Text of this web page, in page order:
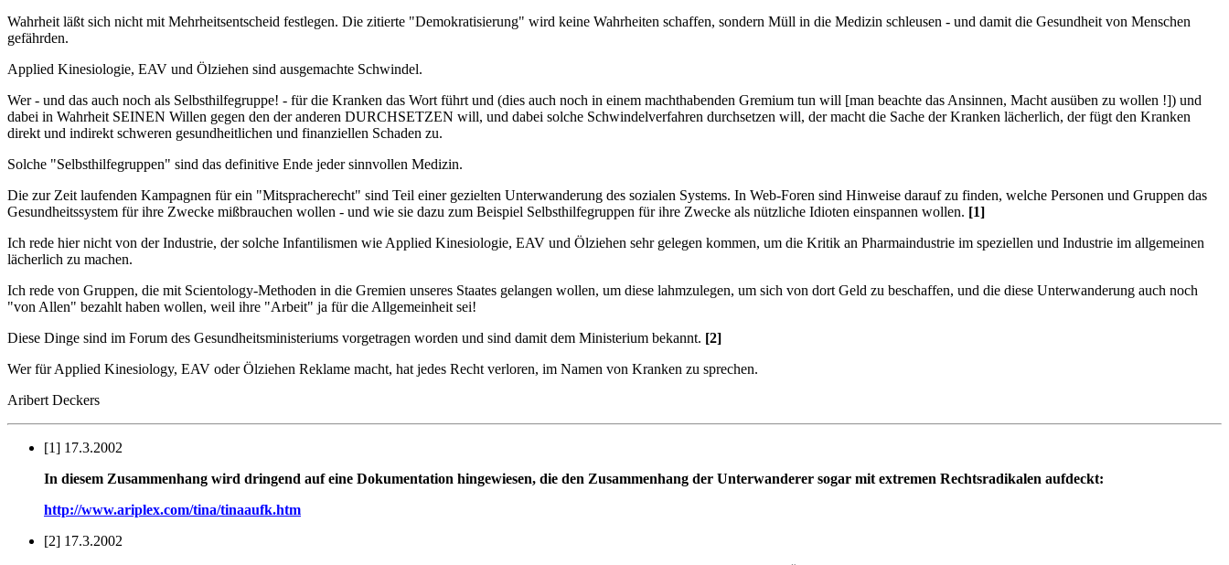
Wahrheit läßt sich nicht mit Mehrheitsentscheid festlegen. Die zitierte "Demokratisierung" wird keine Wahrheiten schaffen, sondern Müll in die Medizin schleusen - und damit die Gesundheit von Menschen
gefährden.
Applied Kinesiologie, EAV und Ölziehen sind ausgemachte Schwindel.
Wer - und das auch noch als Selbsthilfegruppe! - für die Kranken das Wort führt und (dies auch noch in einem machthabenden Gremium tun will [man beachte das Ansinnen, Macht ausüben zu wollen !]) und
dabei in Wahrheit SEINEN Willen gegen den der anderen DURCHSETZEN will, und dabei solche Schwindelverfahren durchsetzen will, der macht die Sache der Kranken lächerlich, der fügt den Kranken
direkt und indirekt schweren gesundheitlichen und finanziellen Schaden zu.
Solche "Selbsthilfegruppen" sind das definitive Ende jeder sinnvollen Medizin.
Die zur Zeit laufenden Kampagnen für ein "Mitspracherecht" sind Teil einer gezielten Unterwanderung des sozialen Systems. In Web-Foren sind Hinweise darauf zu finden, welche Personen und Gruppen das
Gesundheitssystem für ihre Zwecke mißbrauchen wollen - und wie sie dazu zum Beispiel Selbsthilfegruppen für ihre Zwecke als nützliche Idioten einspannen wollen. [1]
Ich rede hier nicht von der Industrie, der solche Infantilismen wie Applied Kinesiologie, EAV und Ölziehen sehr gelegen kommen, um die Kritik an Pharmaindustrie im speziellen und Industrie im allgemeinen
lächerlich zu machen.
Ich rede von Gruppen, die mit Scientology-Methoden in die Gremien unseres Staates gelangen wollen, um diese lahmzulegen, um sich von dort Geld zu beschaffen, und die diese Unterwanderung auch noch
"von Allen" bezahlt haben wollen, weil ihre "Arbeit" ja für die Allgemeinheit sei!
Diese Dinge sind im Forum des Gesundheitsministeriums vorgetragen worden und sind damit dem Ministerium bekannt. [2]
Wer für Applied Kinesiology, EAV oder Ölziehen Reklame macht, hat jedes Recht verloren, im Namen von Kranken zu sprechen.
Aribert Deckers
[1] 17.3.2002
In diesem Zusammenhang wird dringend auf eine Dokumentation hingewiesen, die den Zusammenhang der Unterwanderer sogar mit extremen Rechtsradikalen aufdeckt:
http://www.ariplex.com/tina/tinaaufk.htm
[2] 17.3.2002